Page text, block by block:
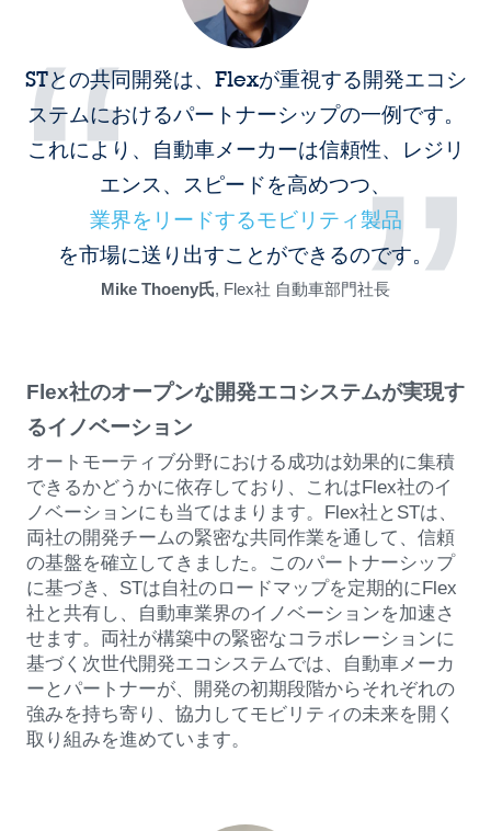
“
STとの共同開発は、Flexが重視する開発エコシ
ステムにおけるパートナーシップの一例です。
これにより、自動車メーカーは信頼性、レジリ
エンス、スピードを高めつつ、
業界をリードするモビリティ製品
を市場に送り出すことができるのです。
”
Mike Thoeny氏, Flex社 自動車部門社長
Flex社のオープンな開発エコシステムが実現す
るイノベーション
オートモーティブ分野における成功は効果的に集積
できるかどうかに依存しており、これはFlex社のイ
ノベーションにも当てはまります。Flex社とSTは、
両社の開発チームの緊密な共同作業を通して、信頼
の基盤を確立してきました。このパートナーシップ
に基づき、STは自社のロードマップを定期的にFlex
社と共有し、自動車業界のイノベーションを加速さ
せます。両社が構築中の緊密なコラボレーションに
基づく次世代開発エコシステムでは、自動車メーカ
ーとパートナーが、開発の初期段階からそれぞれの
強みを持ち寄り、協力してモビリティの未来を開く
取り組みを進めています。